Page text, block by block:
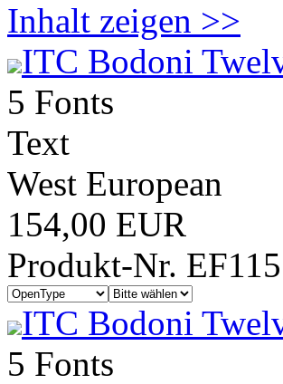
Inhalt zeigen >>
ITC Bodoni
5 Fonts
Text
West European
154,00 EUR
Produkt-Nr.
ITC Bodoni
5 Fonts